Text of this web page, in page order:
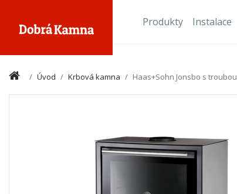
Produkty Instalace
Úvod Krbová kamna Haas+Sohn Jonsbo s troubou